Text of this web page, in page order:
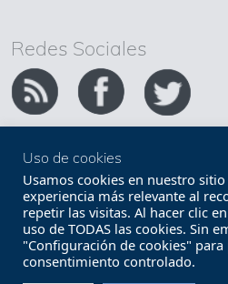
Redes Sociales
Copyright FEMP
Términos legales
Términos y
Uso de cookies
Usamos cookies en nuestro
experiencia más relevante al
repetir las visitas. Al hacer clic
uso de TODAS las cookies. Sin
"Configuración de cookies"
consentimiento controlado.